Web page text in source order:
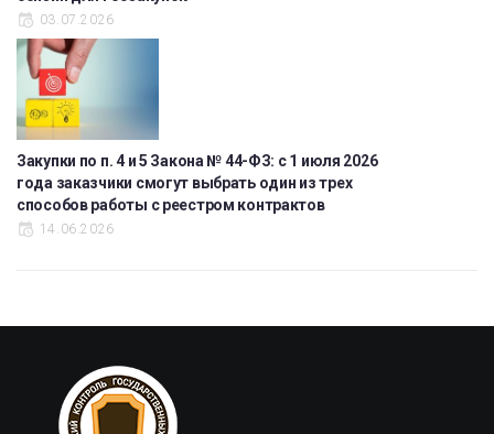
03.07.2026
Закупки по п. 4 и 5 Закона № 44-ФЗ: с 1 июля 2026
года заказчики смогут выбрать один из трех
способов работы с реестром контрактов
14.06.2026